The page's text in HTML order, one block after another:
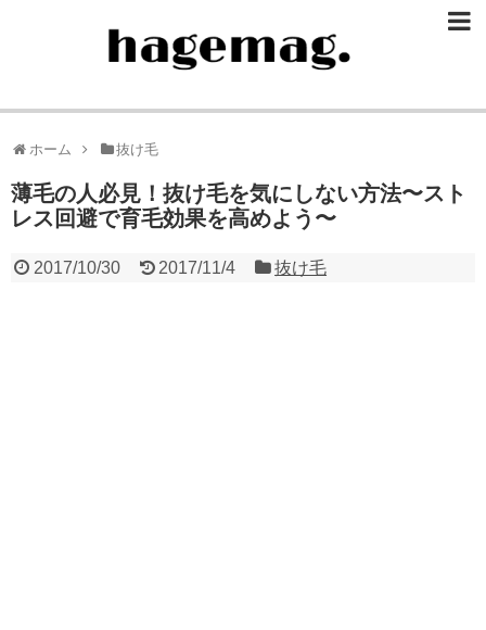
ホーム 抜け毛
薄毛の人必見！抜け毛を気にしない方法〜スト
レス回避で育毛効果を高めよう〜
2017/10/30 2017/11/4 抜け毛